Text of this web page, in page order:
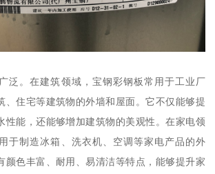
泛。在建筑领域，宝钢彩钢板常用于工业厂
、住宅等建筑物的外墙和屋面。它不仅能够提
性能，还能够增加建筑物的美观性。在家电领
于制造冰箱、洗衣机、空调等家电产品的外
颜色丰富、耐用、易清洁等特点，能够提升家